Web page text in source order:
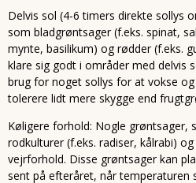
Delvis sol (4-6 timers direkte sollys
som bladgrøntsager (f.eks. spinat,
mynte, basilikum) og rødder (f.eks.
klare sig godt i områder med delvis
brug for noget sollys for at vokse
tolerere lidt mere skygge end
Køligere forhold: Nogle grøntsager,
rodkulturer (f.eks. radiser, kålrabi)
vejrforhold. Disse grøntsager kan
sent på efteråret, når temperaturen